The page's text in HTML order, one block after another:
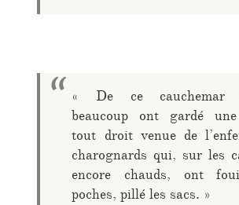
« De ce cauchemar
beaucoup ont gardé
tout droit venue de
charognards qui, sur les
encore chauds, ont
poches, pillé les sacs. »